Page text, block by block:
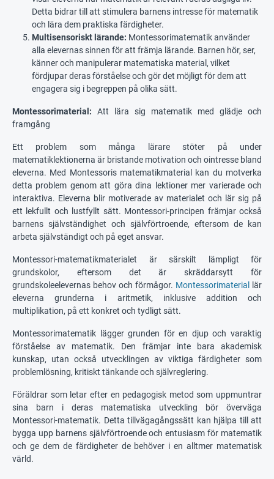
Detta bidrar till att stimulera barnens intresse för matematik
och lära dem praktiska färdigheter.
Multisensoriskt lärande: Montessorimatematik använder
alla elevernas sinnen för att främja lärande. Barnen hör, ser,
känner och manipulerar matematiska material, vilket
fördjupar deras förståelse och gör det möjligt för dem att
engagera sig i begreppen på olika sätt.
Montessorimaterial: Att lära sig matematik med glädje och
framgång
Ett problem som många lärare stöter på under
matematiklektionerna är bristande motivation och ointresse bland
eleverna. Med Montessoris matematikmaterial kan du motverka
detta problem genom att göra dina lektioner mer varierade och
interaktiva. Eleverna blir motiverade av materialet och lär sig på
ett lekfullt och lustfyllt sätt. Montessori-principen främjar också
barnens självständighet och självförtroende, eftersom de kan
arbeta självständigt och på eget ansvar.
Montessori-matematikmaterialet är särskilt lämpligt för
grundskolor, eftersom det är skräddarsytt för
grundskoleelevernas behov och förmågor. Montessorimaterial
lär
eleverna grunderna i aritmetik, inklusive addition och
multiplikation, på ett konkret och tydligt sätt.
Montessorimatematik lägger grunden för en djup och varaktig
förståelse av matematik. Den främjar inte bara akademisk
kunskap, utan också utvecklingen av viktiga färdigheter som
problemlösning, kritiskt tänkande och självreglering.
Föräldrar som letar efter en pedagogisk metod som uppmuntrar
sina barn i deras matematiska utveckling bör överväga
Montessori-matematik. Detta tillvägagångssätt kan hjälpa till att
bygga upp barnens självförtroende och entusiasm för matematik
och ge dem de färdigheter de behöver i en alltmer matematisk
värld.